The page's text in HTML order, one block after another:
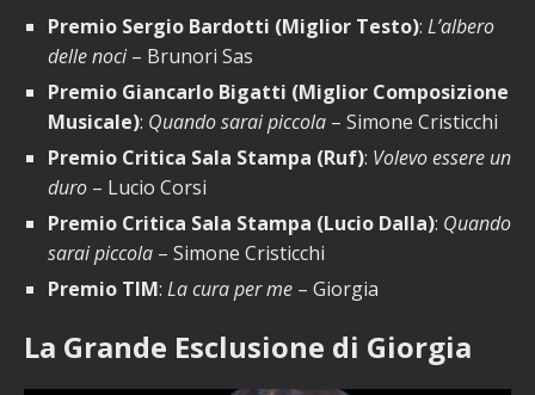
Premio Sergio Bardotti (Miglior Testo): L’albero
delle noci– Brunori Sas
Premio Giancarlo Bigatti (Miglior Composizione
Musicale): Quando sarai piccola – Simone Cristicchi
Premio Critica Sala Stampa (Ruf): Volevo essere un
duro – Lucio Corsi
Premio Critica Sala Stampa (Lucio Dalla): Quando
sarai piccola – Simone Cristicchi
Premio TIM: La cura per me – Giorgia
La Grande Esclusione di Giorgia